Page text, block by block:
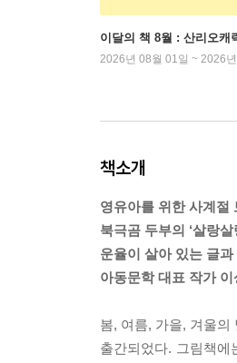
이달의 책 8월 : 산리오캐
2026년 08월 01일 ~ 2026
책소개
영유아를 위한 사계절
북극곰 두부의 ‘살랑살
운율이 살아 있는 글
아동문학 대표 작가
봄, 여름, 가을, 겨울의
출간되었다. 그림책에